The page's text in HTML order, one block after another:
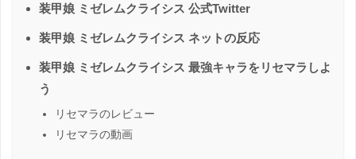
装甲娘 ミゼレムクライシス 公式Twitter
装甲娘 ミゼレムクライシス ネットの反応
装甲娘 ミゼレムクライシス 最強キャラをリセマラしよ
う
リセマラのレビュー
リセマラの動画